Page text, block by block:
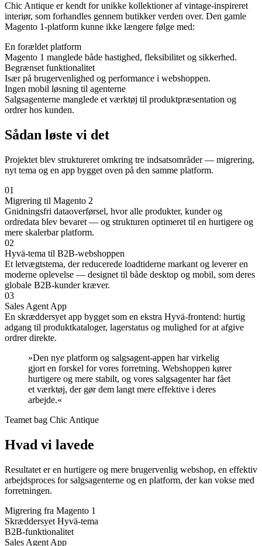
Chic Antique er kendt for unikke kollektioner af vintage-inspireret
interiør, som forhandles gennem butikker verden over. Den gamle
Magento 1-platform kunne ikke længere følge med:
En forældet platform
Magento 1 manglede både hastighed, fleksibilitet og sikkerhed.
Begrænset funktionalitet
Især på brugervenlighed og performance i webshoppen.
Ingen mobil løsning til agenterne
Salgsagenterne manglede et værktøj til produktpræsentation og
ordrer hos kunden.
Sådan løste vi det
Projektet blev struktureret omkring tre indsatsområder — migrering,
nyt tema og en app bygget oven på den samme platform.
01
Migrering til Magento 2
Gnidningsfri dataoverførsel, hvor alle produkter, kunder og
ordredata blev bevaret — og strukturen optimeret til en hurtigere og
mere skalerbar platform.
02
Hyvä-tema til B2B-webshoppen
Et letvægtstema, der reducerede loadtiderne markant og leverer en
moderne oplevelse — designet til både desktop og mobil, som deres
globale B2B-kunder kræver.
03
Sales Agent App
En skræddersyet app bygget som en ekstra Hyvä-frontend: hurtig
adgang til produktkataloger, lagerstatus og mulighed for at afgive
ordrer direkte.
»Den nye platform og salgsagent-appen har virkelig
gjort en forskel for vores forretning. Webshoppen kører
hurtigere og mere stabilt, og vores salgsagenter har fået
et værktøj, der gør dem langt mere effektive i deres
arbejde.«
Teamet bag Chic Antique
Hvad vi lavede
Resultatet er en hurtigere og mere brugervenlig webshop, en effektiv
arbejdsproces for salgsagenterne og en platform, der kan vokse med
forretningen.
Migrering fra Magento 1
Skræddersyet Hyvä-tema
B2B-funktionalitet
Sales Agent App